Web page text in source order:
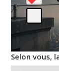
Selon vous,